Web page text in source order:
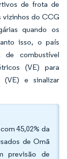
de frota de
vizinhos do CCG
quando os
isso, o país
combustível
(VE) para
(VE) e sinalizar
45,02% da
de Omã
previsão de